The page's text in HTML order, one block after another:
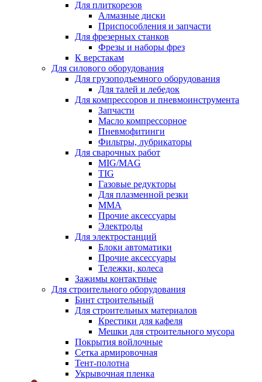
Для плиткорезов
Алмазные диски
Приспособления и запчасти
Для фрезерных станков
Фрезы и наборы фрез
К верстакам
Для силового оборудования
Для грузоподъемного оборудования
Для талей и лебедок
Для компрессоров и пневмоинструмента
Запчасти
Масло компрессорное
Пневмофитинги
Фильтры, лубрикаторы
Для сварочных работ
MIG/MAG
TIG
Газовые редукторы
Для плазменной резки
ММА
Прочие аксессуары
Электроды
Для электростанций
Блоки автоматики
Прочие аксессуары
Тележки, колеса
Зажимы контактные
Для строительного оборудования
Бинт строительный
Для строительных материалов
Крестики для кафеля
Мешки для строительного мусора
Покрытия войлочные
Сетка армировочная
Тент-полотна
Укрывочная пленка